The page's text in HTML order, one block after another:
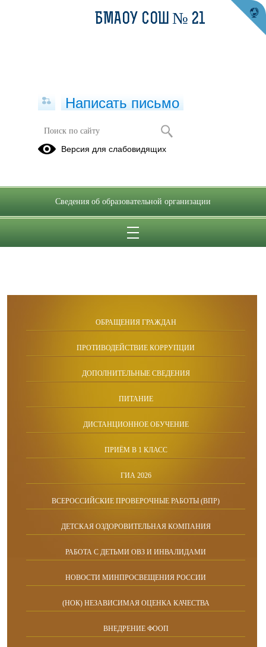
7 А класс
02.02.2022
ОБРАЩЕНИЯ ГРАЖДАН
ПРОТИВОДЕЙСТВИЕ КОРРУПЦИИ
ДОПОЛНИТЕЛЬНЫЕ СВЕДЕНИЯ
ПИТАНИЕ
ДИСТАНЦИОННОЕ ОБУЧЕНИЕ
ПРИЁМ В 1 КЛАСС
ГИА 2026
ВСЕРОССИЙСКИЕ ПРОВЕРОЧНЫЕ РАБОТЫ (ВПР)
ДЕТСКАЯ ОЗДОРОВИТЕЛЬНАЯ КОМПАНИЯ
РАБОТА С ДЕТЬМИ ОВЗ И ИНВАЛИДАМИ
НОВОСТИ МИНПРОСВЕЩЕНИЯ РОССИИ
(НОК) НЕЗАВИСИМАЯ ОЦЕНКА КАЧЕСТВА
ВНЕДРЕНИЕ ФООП
БМАОУ СОШ № 21
Написать письмо
Версия для слабовидящих
Сведения об образовательной организации